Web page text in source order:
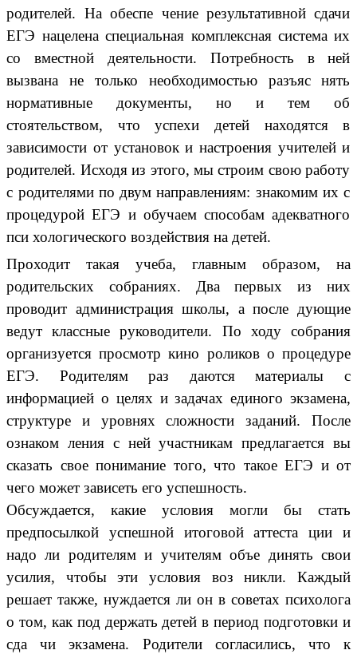
родителей. На обеспе чение результативной сдачи
ЕГЭ нацелена специальная комплексная система их
со вместной деятельности. Потребность в ней
вызвана не только необходимостью разъяс нять
нормативные документы, но и тем об
стоятельством, что успехи детей находятся в
зависимости от установок и настроения учителей и
родителей. Исходя из этого, мы строим свою работу
с родителями по двум направлениям: знакомим их с
процедурой ЕГЭ и обучаем способам адекватного
пси хологического воздействия на детей.
Проходит такая учеба, главным образом, на
родительских собраниях. Два первых из них
проводит администрация школы, а после дующие
ведут классные руководители. По ходу собрания
организуется просмотр кино роликов о процедуре
ЕГЭ. Родителям раз даются материалы с
информацией о целях и задачах единого экзамена,
структуре и уровнях сложности заданий. После
ознаком ления с ней участникам предлагается вы
сказать свое понимание того, что такое ЕГЭ и от
чего может зависеть его успешность.
Обсуждается, какие условия могли бы стать
предпосылкой успешной итоговой аттеста ции и
надо ли родителям и учителям объе динять свои
усилия, чтобы эти условия воз никли. Каждый
решает также, нуждается ли он в советах психолога
о том, как под держать детей в период подготовки и
сда чи экзамена. Родители согласились, что к